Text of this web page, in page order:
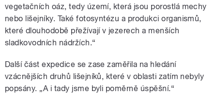
vegetačních oáz, tedy území, která jsou porostlá mechy
nebo lišejníky. Také fotosyntézu a produkci organismů,
které dlouhodobě přežívají v jezerech a menších
sladkovodních nádržích.“
Další část expedice se zase zaměřila na hledání
vzácnějších druhů lišejníků, které v oblasti zatím nebyly
popsány. „A i tady jsme byli poměrně úspěšní.“